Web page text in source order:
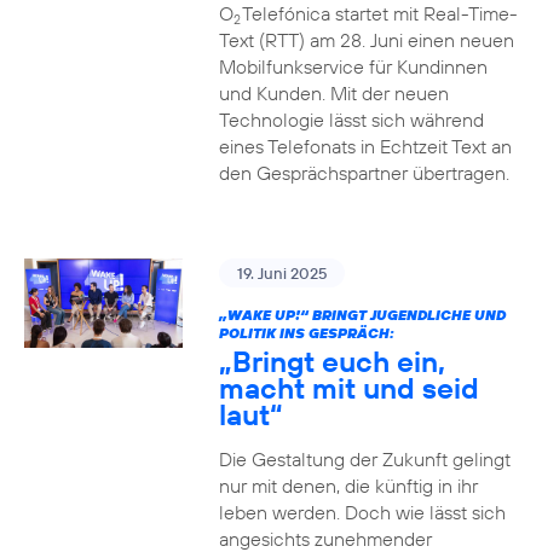
O2Telefónica startet mit Real-Time-
Text (RTT) am 28. Juni einen neuen
Mobilfunkservice für Kundinnen
und Kunden. Mit der neuen
Technologie lässt sich während
eines Telefonats in Echtzeit Text an
den Gesprächspartner übertragen.
19. Juni 2025
„WAKE UP!“ BRINGT JUGENDLICHE UND
POLITIK INS GESPRÄCH:
„Bringt euch ein,
macht mit und seid
laut“
Die Gestaltung der Zukunft gelingt
nur mit denen, die künftig in ihr
leben werden. Doch wie lässt sich
angesichts zunehmender